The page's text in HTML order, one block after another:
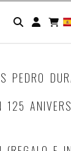
PEDRO
125